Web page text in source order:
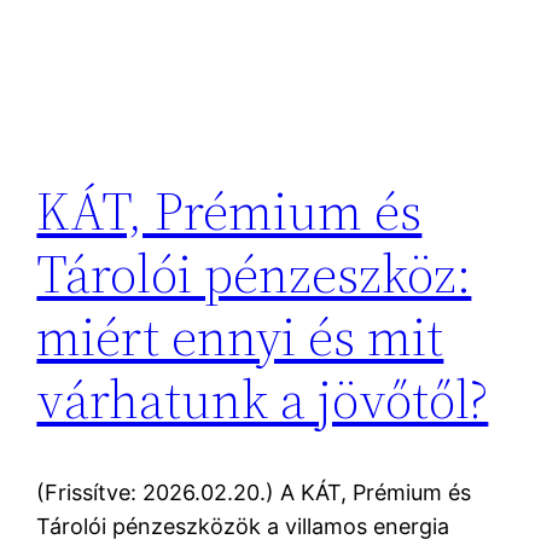
KÁT, Prémium és
Tárolói pénzeszköz:
miért ennyi és mit
várhatunk a jövőtől?
(Frissítve: 2026.02.20.) A KÁT, Prémium és
Tárolói pénzeszközök a villamos energia